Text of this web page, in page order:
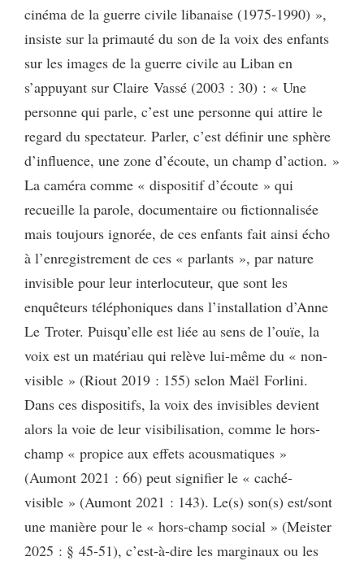
cinéma de la guerre civile libanaise (1975-1990) »,
insiste sur la primauté du son de la voix des enfants
sur les images de la guerre civile au Liban en
s’appuyant sur Claire Vassé (2003 : 30) : « Une
personne qui parle, c’est une personne qui attire le
regard du spectateur. Parler, c’est définir une sphère
d’influence, une zone d’écoute, un champ d’action. »
La caméra comme « dispositif d’écoute » qui
recueille la parole, documentaire ou fictionnalisée
mais toujours ignorée, de ces enfants fait ainsi écho
à l’enregistrement de ces « parlants », par nature
invisible pour leur interlocuteur, que sont les
enquêteurs téléphoniques dans l’installation d’Anne
Le Troter. Puisqu’elle est liée au sens de l’ouïe, la
voix est un matériau qui relève lui-même du « non-
visible » (Riout 2019 : 155) selon Maël Forlini.
Dans ces dispositifs, la voix des invisibles devient
alors la voie de leur visibilisation, comme le hors-
champ « propice aux effets acousmatiques »
(Aumont 2021 : 66) peut signifier le « caché-
visible » (Aumont 2021 : 143). Le(s) son(s) est/sont
une manière pour le « hors-champ social » (Meister
2025 : § 45-51), c’est-à-dire les marginaux ou les